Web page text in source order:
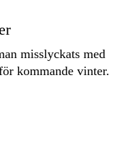
misslyckats med
kommande vinter.